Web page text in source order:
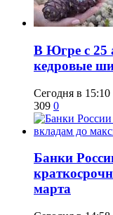
​В Югре с 25
кедровые
Сегодня в 15:10
309 0
​Банки
марта